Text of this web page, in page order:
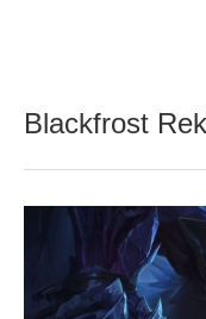
Blackfrost